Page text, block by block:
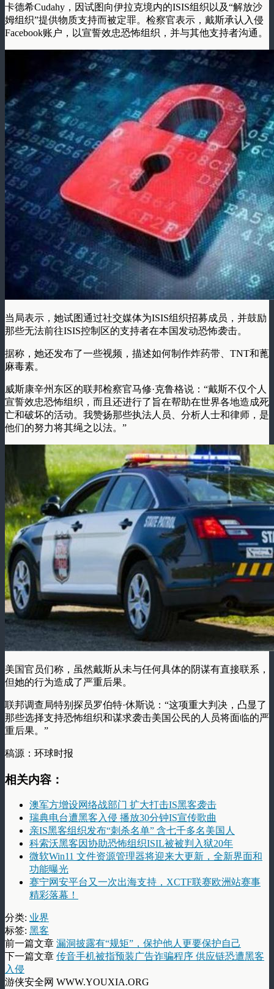
卡德希Cudahy，因试图向伊拉克境内的ISIS组织以及“解放沙
姆组织”提供物质支持而被定罪。检察官表示，戴斯承认入侵
Facebook账户，以宣誓效忠恐怖组织，并与其他支持者沟通。
当局表示，她试图通过社交媒体为ISIS组织招募成员，并鼓励
那些无法前往ISIS控制区的支持者在本国发动恐怖袭击。
据称，她还发布了一些视频，描述如何制作炸药带、TNT和蓖
麻毒素。
威斯康辛州东区的联邦检察官马修·克鲁格说：“戴斯不仅个人
宣誓效忠恐怖组织，而且还进行了旨在帮助在世界各地造成死
亡和破坏的活动。我赞扬那些执法人员、分析人士和律师，是
他们的努力将其绳之以法。”
美国官员们称，虽然戴斯从未与任何具体的阴谋有直接联系，
但她的行为造成了严重后果。
联邦调查局特别探员罗伯特·休斯说：“这项重大判决，凸显了
那些选择支持恐怖组织和谋求袭击美国公民的人员将面临的严
重后果。”
稿源：环球时报
相关内容：
澳军方增设网络战部门 扩大打击IS黑客袭击
瑞典电台遭黑客入侵 播放30分钟IS宣传歌曲
亲IS黑客组织发布“刺杀名单” 含七千多名美国人
科索沃黑客因协助恐怖组织ISIL被被判入狱20年
微软Win11 文件资源管理器将迎来大更新，全新界面和
功能曝光
赛宁网安平台又一次出海支持，XCTF联赛欧洲站赛事
精彩落幕！
分类: 业界
标签: 黑客
前一篇文章 漏洞披露有“规矩”，保护他人更要保护自己
下一篇文章 传音手机被指预装广告诈骗程序 供应链恐遭黑客
入侵
游侠安全网 WWW.YOUXIA.ORG